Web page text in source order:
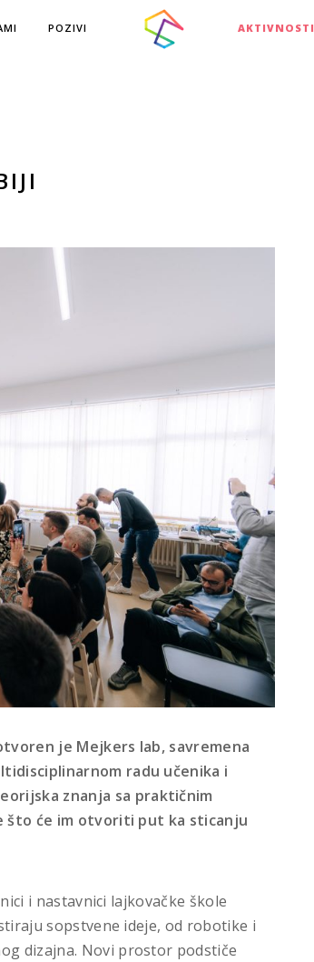
POZIVI AKTIVNOSTI
je Mejkers lab, savremena
radu učenika i
znanja sa praktičnim
što će im otvoriti put ka sticanju
i nastavnici lajkovačke škole
sopstvene ideje, od robotike i
dizajna. Novi prostor podstiče